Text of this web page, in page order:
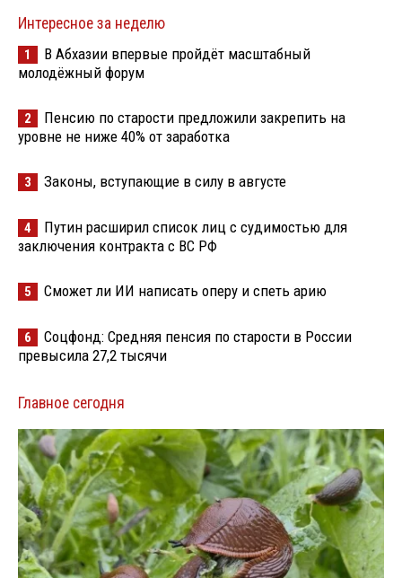
Интересное за неделю
1
В Абхазии впервые пройдёт масштабный
молодёжный форум
2
Пенсию по старости предложили закрепить на
уровне не ниже 40% от заработка
3 Законы, вступающие в силу в августе
4
Путин расширил список лиц с судимостью для
заключения контракта с ВС РФ
5 Сможет ли ИИ написать оперу и спеть арию
6
Соцфонд: Средняя пенсия по старости в России
превысила 27,2 тысячи
Главное сегодня